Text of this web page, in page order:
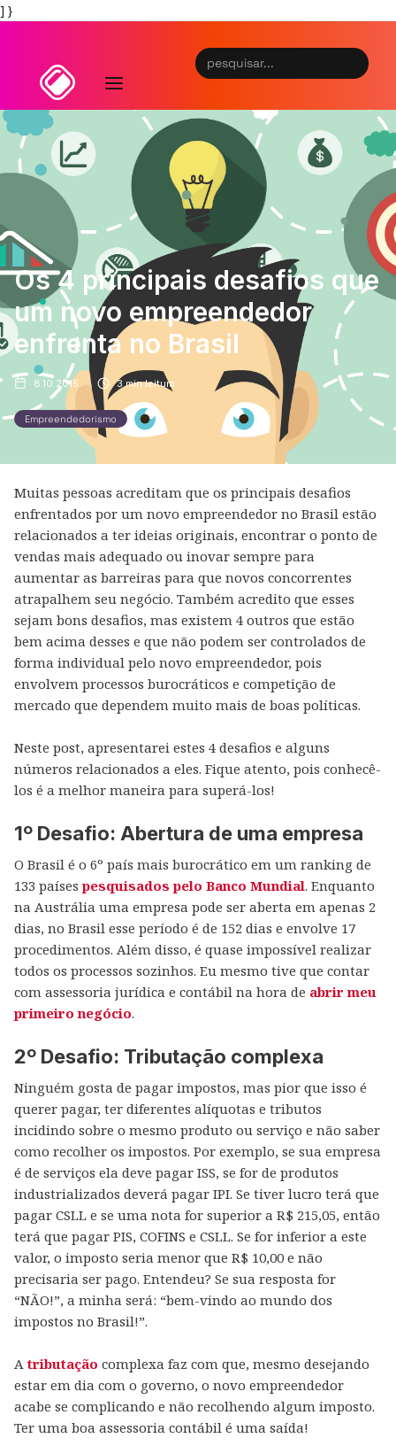
] }
Os 4 principais desafios que
um novo empreendedor
enfrenta no Brasil
8.10.2015 3min leitura
Empreendedorismo
Muitas pessoas acreditam que os principais desafios
enfrentados por um novo empreendedor no Brasil estão
relacionados a ter ideias originais, encontrar o ponto de
vendas mais adequado ou inovar sempre para
aumentar as barreiras para que novos concorrentes
atrapalhem seu negócio. Também acredito que esses
sejam bons desafios, mas existem 4 outros que estão
bem acima desses e que não podem ser controlados de
forma individual pelo novo empreendedor, pois
envolvem processos burocráticos e competição de
mercado que dependem muito mais de boas políticas.
Neste post, apresentarei estes 4 desafios e alguns
números relacionados a eles. Fique atento, pois conhecê-
los é a melhor maneira para superá-los!
1º Desafio: Abertura de uma empresa
O Brasil é o 6º país mais burocrático em um ranking de
133 paísespesquisados pelo Banco Mundial. Enquanto
na Austrália uma empresa pode ser aberta em apenas 2
dias, no Brasil esse período é de 152 dias e envolve 17
procedimentos. Além disso, é quase impossível realizar
todos os processos sozinhos. Eu mesmo tive que contar
com assessoria jurídica e contábil na hora de abrir meu
primeiro negócio.
2º Desafio: Tributação complexa
Ninguém gosta de pagar impostos, mas pior que isso é
querer pagar, ter diferentes alíquotas e tributos
incidindo sobre o mesmo produto ou serviço e não saber
como recolher os impostos. Por exemplo, se sua empresa
é de serviços ela deve pagar ISS, se for de produtos
industrializados deverá pagar IPI. Se tiver lucro terá que
pagar CSLL e se uma nota for superior a R$ 215,05, então
terá que pagar PIS, COFINS e CSLL. Se for inferior a este
valor, o imposto seria menor que R$ 10,00 e não
precisaria ser pago. Entendeu? Se sua resposta for
“NÃO!”, a minha será: “bem-vindo ao mundo dos
impostos no Brasil!”.
Atributação complexa faz com que, mesmo desejando
estar em dia com o governo, o novo empreendedor
acabe se complicando e não recolhendo algum imposto.
Ter uma boa assessoria contábil é uma saída!